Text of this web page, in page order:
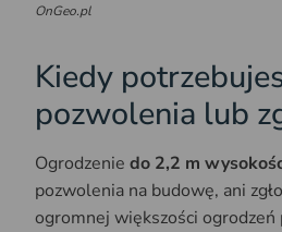
OnGeo.pl
Kiedy
pozwolenia lub
Ogrodzenie do 2,2 m
pozwolenia na budowę, ani
ogromnej większości ogrodzeń